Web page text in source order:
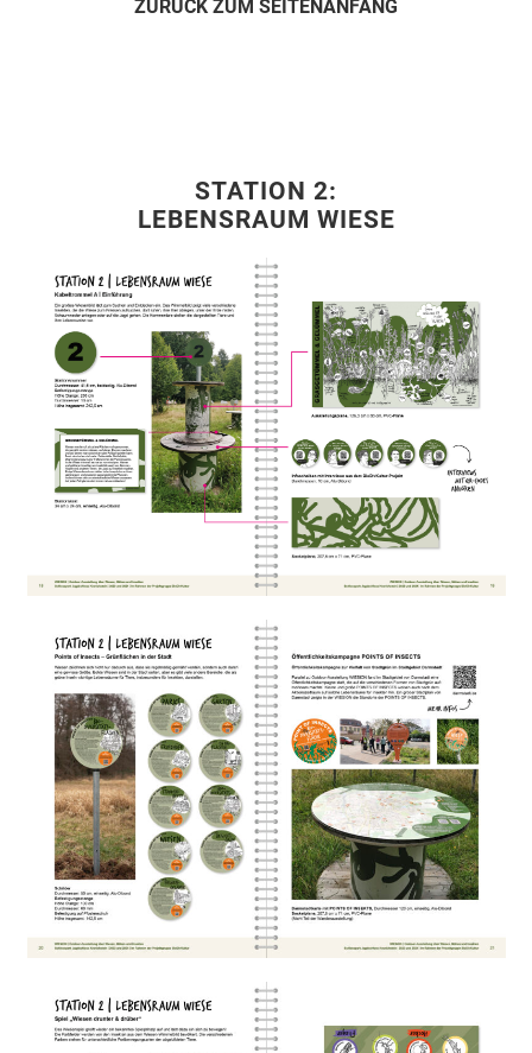
ZURÜCK ZUM SEITENANFANG
STATION 2:
LEBENSRAUM WIESE